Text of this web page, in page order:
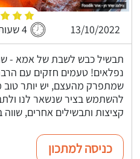
13/10/2022 4 שעות ו-35 דקות
תבשיל כבש לשבת של אמא -
נפלאים! טעמים חזקים עם
שמתפרק מהעצם, יש יותר טוב
להשתמש בציר שנשאר לנו
קציצות ותבשילים אחרים, שווה
כניסה למתכון